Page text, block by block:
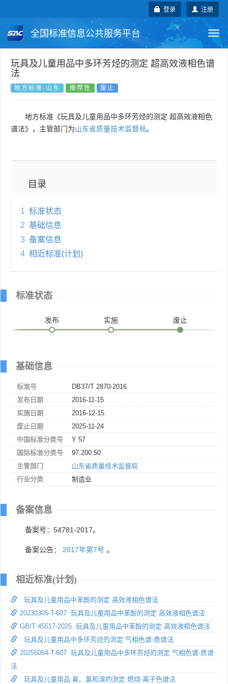
注册
登录
全国标准信息公共服务平台
国家标准 行业标准 地方标准
团体标准 企业标准
国外标准 技术委员会
玩具及儿童用品中多环芳烃的测定 超高效液相色谱
法
地方标准-山东 推荐性 废止
地方标准《玩具及儿童用品中多环芳烃的测定 超高效液相色
谱法》，主管部门为山东省质量技术监督局。
目录
1 标准状态
2 基础信息
3 备案信息
4 相近标准(计划)
标准状态
发布 实施 废止
基础信息
标准号
DB37/T 2870-2016
发布日期
2016-11-15
实施日期
2016-12-15
废止日期
2025-11-24
中国标准分类号
Y 57
国际标准分类号
97.200.50
主管部门
山东省质量技术监督局
行业分类
制造业
备案信息
备案号：54781-2017。
备案公告： 2017年第7号 。
相近标准(计划)
玩具及儿童用品中苯酚的测定 高效液相色谱法
20230305-T-607 玩具及儿童用品中苯酚的测定 高效液相色谱法
GB/T 45517-2025 玩具及儿童用品中苯酚的测定 高效液相色谱法
玩具及儿童用品中多环芳烃的测定 气相色谱-质谱法
20255054-T-607 玩具及儿童用品中多环芳烃的测定 气相色谱-质谱
法
玩具及儿童用品 氟、氯和溴的测定 燃烧-离子色谱法